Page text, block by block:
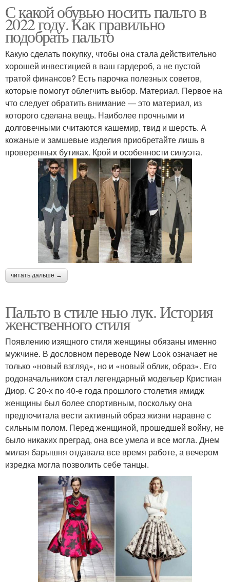
С какой обувью носить пальто в
2022 году. Как правильно
подобрать пальто
Какую сделать покупку, чтобы она стала действительно
хорошей инвестицией в ваш гардероб, а не пустой
тратой финансов? Есть парочка полезных советов,
которые помогут облегчить выбор. Материал. Первое на
что следует обратить внимание — это материал, из
которого сделана вещь. Наиболее прочными и
долговечными считаются кашемир, твид и шерсть. А
кожаные и замшевые изделия приобретайте лишь в
проверенных бутиках. Крой и особенности силуэта.
читать дальше →
Пальто в стиле нью лук. История
женственного стиля
Появлению изящного стиля женщины обязаны именно
мужчине. В дословном переводе New Look означает не
только «новый взгляд», но и «новый облик, образ». Его
родоначальником стал легендарный модельер Кристиан
Диор. С 20-х по 40-е года прошлого столетия имидж
женщины был более спортивным, поскольку она
предпочитала вести активный образ жизни наравне с
сильным полом. Перед женщиной, прошедшей войну, не
было никаких преград, она все умела и все могла. Днем
милая барышня отдавала все время работе, а вечером
изредка могла позволить себе танцы.